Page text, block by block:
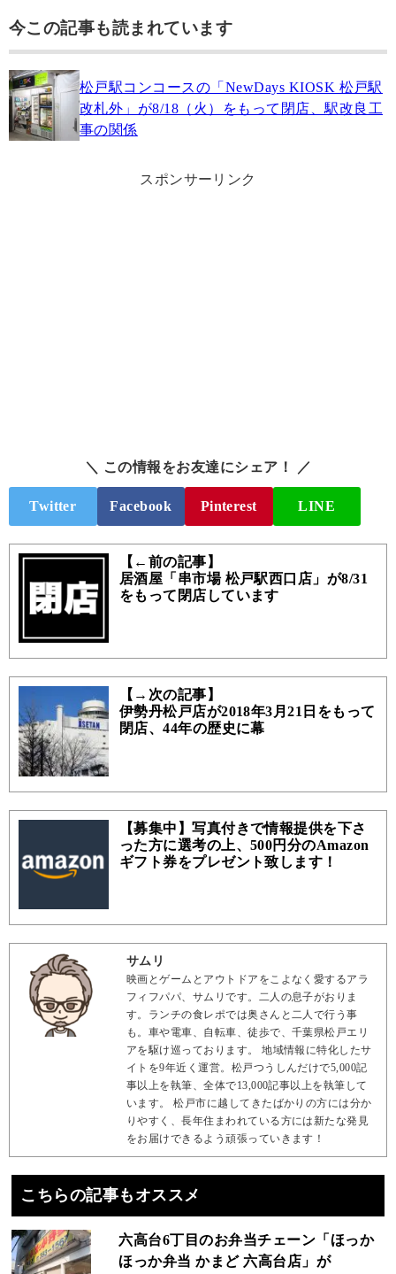
今この記事も読まれています
松戸駅コンコースの「NewDays KIOSK 松戸駅
改札外」が8/18（火）をもって閉店、駅改良工
事の関係
スポンサーリンク
＼ この情報をお友達にシェア！ ／
Twitter Facebook Pinterest LINE
【←前の記事】
居酒屋「串市場 松戸駅西口店」が8/31
をもって閉店しています
【→次の記事】
伊勢丹松戸店が2018年3月21日をもって
閉店、44年の歴史に幕
【募集中】写真付きで情報提供を下さ
った方に選考の上、500円分のAmazon
ギフト券をプレゼント致します！
サムリ
映画とゲームとアウトドアをこよなく愛するアラ
フィフパパ、サムリです。二人の息子がおりま
す。ランチの食レポでは奥さんと二人で行う事
も。車や電車、自転車、徒歩で、千葉県松戸エリ
アを駆け巡っております。 地域情報に特化したサ
イトを9年近く運営。松戸つうしんだけで5,000記
事以上を執筆、全体で13,000記事以上を執筆して
います。 松戸市に越してきたばかりの方には分か
りやすく、長年住まわれている方には新たな発見
をお届けできるよう頑張っていきます！
こちらの記事もオススメ
六高台6丁目のお弁当チェーン「ほっか
ほっか弁当 かまど 六高台店」が